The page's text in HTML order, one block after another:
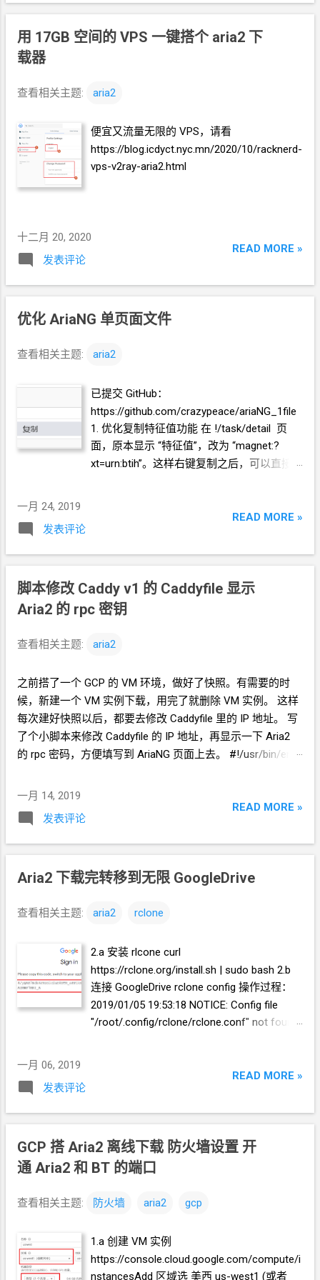
用 17GB 空间的 VPS 一键搭个 aria2 下
载器
查看相关主题: aria2
便宜又流量无限的 VPS，请看
https://blog.icdyct.nyc.mn/2020/10/racknerd-
vps-v2ray-aria2.html
十二月 20, 2020
发表评论
READ MORE »
优化 AriaNG 单页面文件
查看相关主题: aria2
已提交 GitHub：
https://github.com/crazypeace/ariaNG_1file
1. 优化复制特征值功能 在 !/task/detail 页
面，原本显示 “特征值”，改为 “magnet:?
xt=urn:btih”。这样右键复制之后，可以直接
设置页面 在
器。（GCP 恢复快照的时候，IP 可能会是新
的） 4. 使用方法 下载 html 文件，改名为
index.html wget
"https://github.com/crazypeace/ariaNG_1file
index.html 修改文件，查找
Y3Jhenl6ZWxpa3BlYWNl 替换成 你自己的
RPC 密码。 sed -i
"s/Y3Jhenl6ZWxpa3BlYWNl/ 你自己的 RPC
密码 /g" index.html
一月 24, 2019
发表评论
READ MORE »
脚本修改 Caddy v1 的 Caddyfile 显示
Aria2 的 rpc 密钥
查看相关主题: aria2
之前搭了一个 GCP 的 VM 环境，做好了快照。有需要的时
候，新建一个 VM 实例下载，用完了就删除 VM 实例。 这样
每次建好快照以后，都要去修改 Caddyfile 里的 IP 地址。 写
了个小脚本来修改 Caddyfile 的 IP 地址，再显示一下 Aria2
的 rpc 密码，方便填写到 AriaNG 页面上去。 #!/usr/bin/env
aria2_conf="/root/.aria2/aria2.conf" read -p "输入
地址:" vps_ip if [[ ! -e ${caddyfile} ]]; then echo -e "Caddy 配
置文件不存在 !" && exit 1 fi sed -i '1 c '${vps_ip}':80 {'
${caddyfile} service caddy restart if [[ ! -e ${aria2_conf} ]];
then echo -e "Aria2 配置文件不存在 !" && exit 1 else
conf_text=$(cat ${aria2_conf}|grep -v '#')
secret="|awk -F "=" '{print $NF}') fi echo "Aria2
思就是把第 1 行 改写 为 xxxxxx Caddyfile
localhost:80 { #第一行写什么不重要，反正会被
init.sh
脚本修改掉 gzip root /usr/local/caddy/www/fi...
一月 14, 2019
发表评论
READ MORE »
Aria2 下载完转移到无限 GoogleDrive
查看相关主题: aria2 rclone
2.a 安装 rlcone curl
https://rclone.org/install.sh | sudo bash 2.b
连接 GoogleDrive rclone config 操作过程：
2019/01/05 19:53:18 NOTICE: Config file
"/root/.config/rclone/rclone.conf" not found
password q) Quit config n/s/q> n name>
Press Enter for the default (""). Choose a
number from below, or type in your own
value 1 / A stackable unification remote,
which can appear to merge the contents of
existing remote \ "alias" 3 / Amazon Drive
Compliant Storage Providers (AWS, Ceph,
Dreamhost, IBM COS, Minio) \ "s3" 5 /
一月 06, 2019
发表评论
READ MORE »
GCP 搭 Aria2 离线下载 防火墙设置 开
通 Aria2 和 BT 的端口
查看相关主题: 防火墙 aria2 gcp
1.a 创建 VM 实例
https://console.cloud.google.com/compute/i
nstancesAdd 区域选 美西 us-west1 (或者